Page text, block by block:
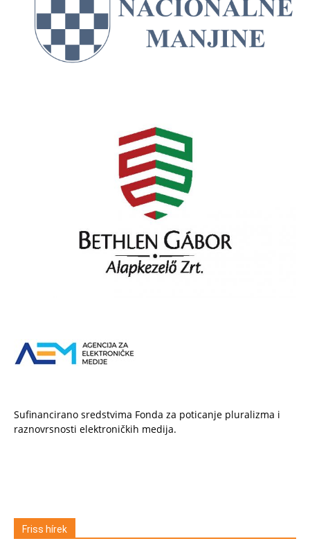
Sufinancirano sredstvima Fonda za poticanje pluralizma i
raznovrsnosti elektroničkih medija.
Friss hírek